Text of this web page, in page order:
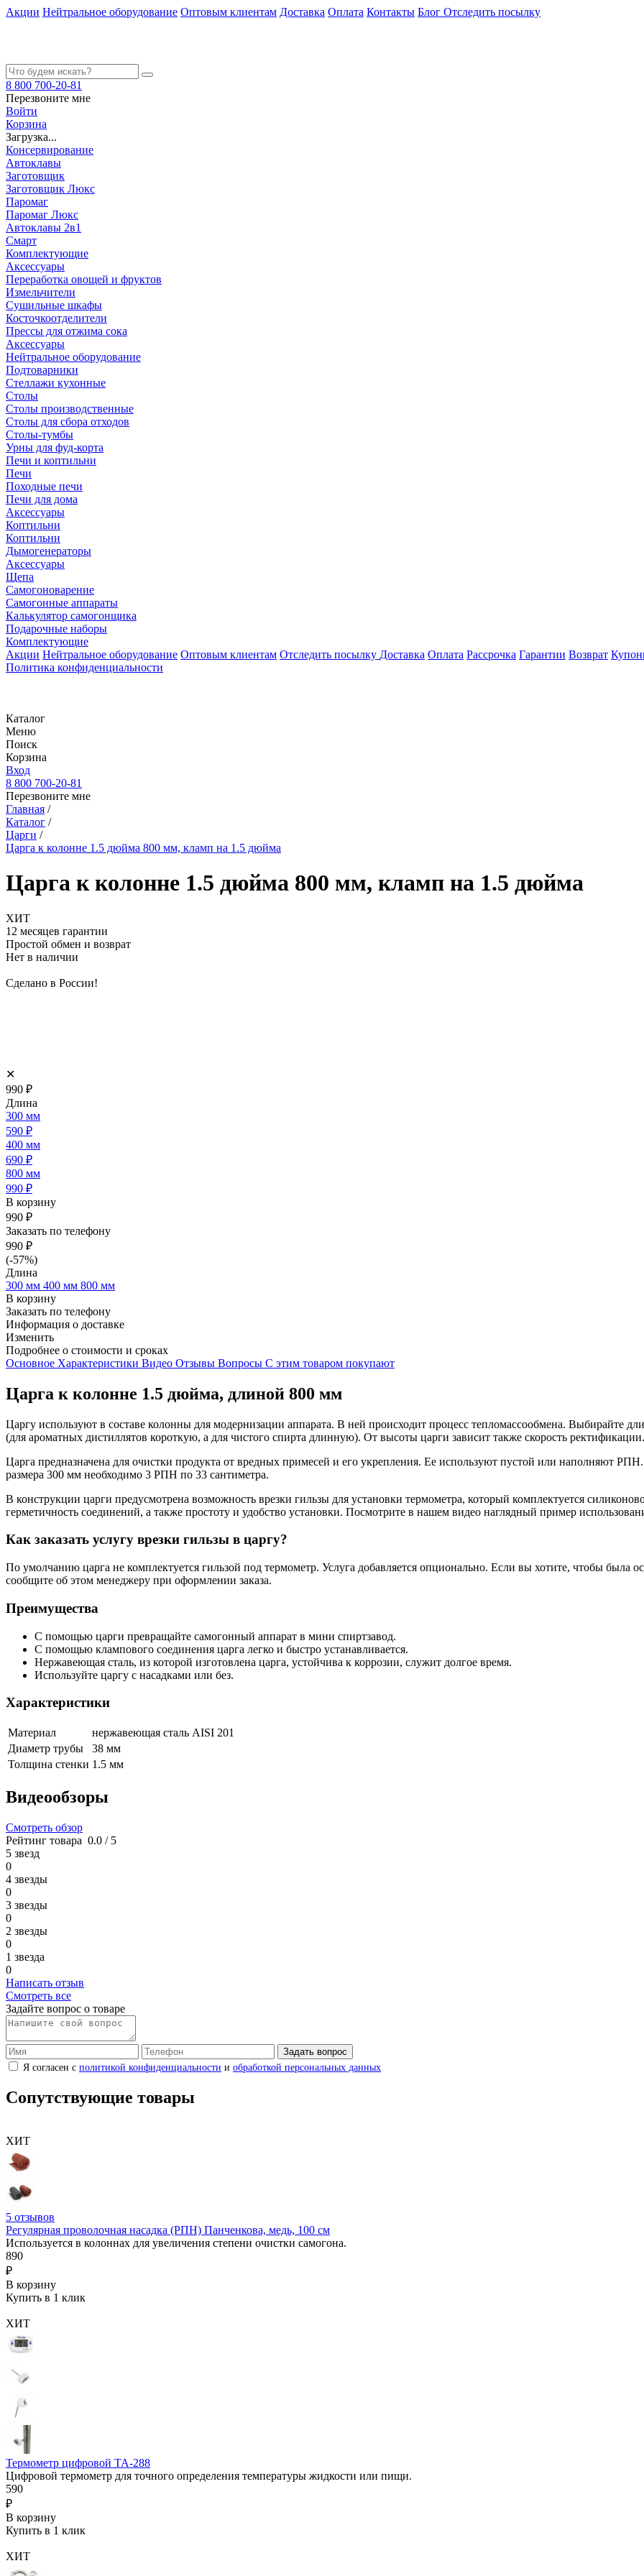
Акции Нейтральное оборудование Оптовым клиентам Доставка Оплата Контакты Блог Отследить посылку
8 800 700-20-81
Перезвоните мне
Войти
Корзина
Загрузка...
Консервирование
Автоклавы
Заготовщик
Заготовщик Люкс
Паромаг
Паромаг Люкс
Автоклавы 2в1
Смарт
Комплектующие
Аксессуары
Переработка овощей и фруктов
Измельчители
Сушильные шкафы
Косточкоотделители
Прессы для отжима сока
Аксессуары
Нейтральное оборудование
Подтоварники
Стеллажи кухонные
Столы
Столы производственные
Столы для сбора отходов
Столы-тумбы
Урны для фуд-корта
Печи и коптильни
Печи
Походные печи
Печи для дома
Аксессуары
Коптильни
Коптильни
Дымогенераторы
Аксессуары
Щепа
Самогоноварение
Самогонные аппараты
Калькулятор самогонщика
Подарочные наборы
Комплектующие
Акции Нейтральное оборудование Оптовым клиентам Отследить посылку Доставка Оплата Рассрочка Гарантии Возврат
Политика конфиденциальности
Каталог
Меню
Поиск
Корзина
Вход
8 800 700-20-81
Перезвоните мне
Главная /
Каталог /
Царги /
Царга к колонне 1.5 дюйма 800 мм, кламп на 1.5 дюйма
Царга к колонне 1.5 дюйма 800 мм, кламп на 1.5 дюйма
ХИТ
12 месяцев гарантии
Простой обмен и возврат
Нет в наличии
Сделано в России!
✕
990 ₽
Длина
300 мм
590 ₽
400 мм
690 ₽
800 мм
990 ₽
В корзину
990 ₽
Заказать по телефону
990 ₽
(-57%)
Длина
300 мм 400 мм 800 мм
В корзину
Заказать по телефону
Информация о доставке
Изменить
Подробнее о стоимости и сроках
Основное Характеристики Видео Отзывы Вопросы С этим товаром покупают
Царга к колонне 1.5 дюйма, длиной 800 мм
Царгу используют в составе колонны для модернизации аппарата. В ней происходит процесс тепломассообмена. Выбирайте
(для ароматных дистиллятов короткую, а для чистого спирта длинную). От высоты царги зависит также скорость ректификации.
Царга предназначена для очистки продукта от вредных примесей и его укрепления. Ее используют пустой или наполняют
размера 300 мм необходимо 3 РПН по 33 сантиметра.
В конструкции царги предусмотрена возможность врезки гильзы для установки термометра, который комплектуется
герметичность соединений, а также простоту и удобство установки. Посмотрите в нашем видео наглядный пример
Как заказать услугу врезки гильзы в царгу?
По умолчанию царга не комплектуется гильзой под термометр. Услуга добавляется опционально. Если вы хотите, чтобы была
сообщите об этом менеджеру при оформлении заказа.
Преимущества
С помощью царги превращайте самогонный аппарат в мини спиртзавод.
С помощью клампового соединения царга легко и быстро устанавливается.
Нержавеющая сталь, из которой изготовлена царга, устойчива к коррозии, служит долгое время.
Используйте царгу с насадками или без.
Характеристики
Материал
нержавеющая сталь AISI 201
Диаметр трубы
38 мм
Толщина стенки 1.5 мм
Видеообзоры
Смотреть обзор
Рейтинг товара 0.0 / 5
5 звезд
0
4 звезды
0
3 звезды
0
2 звезды
0
1 звезда
0
Написать отзыв
Смотреть все
Задайте вопрос о товаре
Задать вопрос
Я согласен с политикой конфиденциальности и обработкой персональных данных
Сопутствующие товары
ХИТ
5 отзывов
Регулярная проволочная насадка (РПН) Панченкова, медь, 100 см
Используется в колоннах для увеличения степени очистки самогона.
890
₽
В корзину
Купить в 1 клик
ХИТ
Термометр цифровой ТА-288
Цифровой термометр для точного определения температуры жидкости или пищи.
590
₽
В корзину
Купить в 1 клик
ХИТ